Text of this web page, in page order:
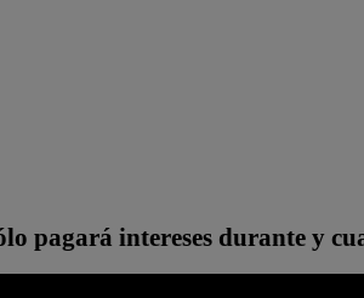
pagará intereses durante y